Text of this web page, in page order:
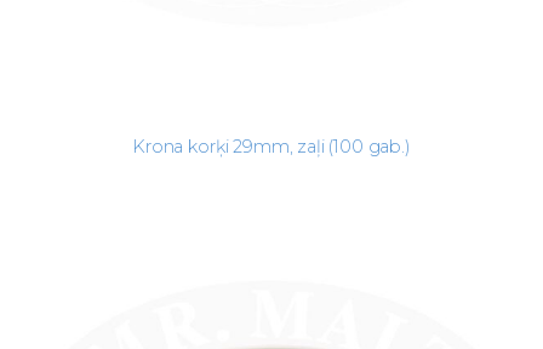
Krona korķi 29mm, zaļi (100 gab.)